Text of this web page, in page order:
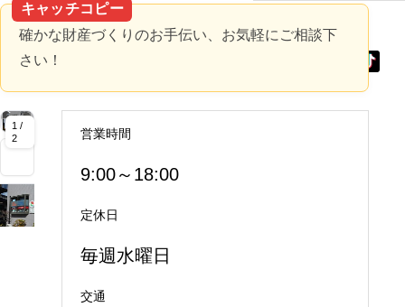
キャッチコピー
確かな財産づくりのお手伝い、お気軽にご相談下
さい！
1 /
2
大
大
営業時間
9:00～18:00
定休日
毎週水曜日
交通